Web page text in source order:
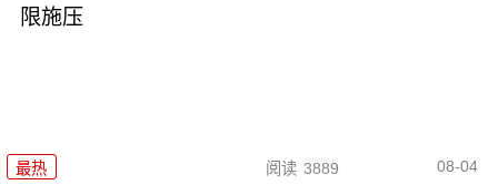
限施压
最热 阅读 3889 08-04